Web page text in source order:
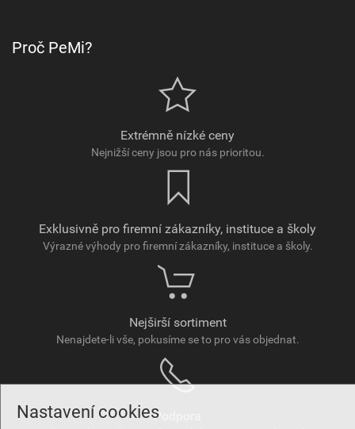
Nastavení cookies
Proč PeMi?
Extrémně nízké ceny
Nejnižší ceny jsou pro nás prioritou.
Exklusivně pro firemní zákazníky, instituce a školy
Výrazné výhody pro firemní zákazníky, instituce a školy.
Nejširší sortiment
Nenajdete-li vše, pokusíme se to pro vás objednat.
Podpora